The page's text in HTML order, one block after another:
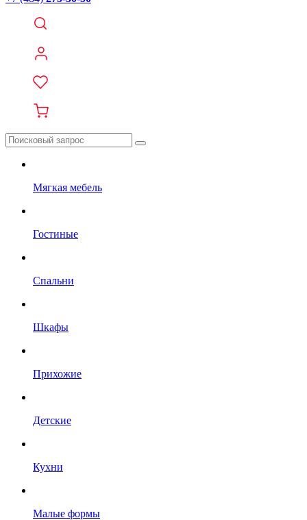
Мягкая мебель
Гостиные
Спальни
Шкафы
Прихожие
Детские
Кухни
Малые формы